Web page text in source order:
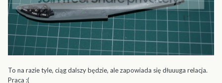
To na razie tyle, ciąg dalszy będzie, ale zapowiada się dłuuuga relacja.
Praca :(